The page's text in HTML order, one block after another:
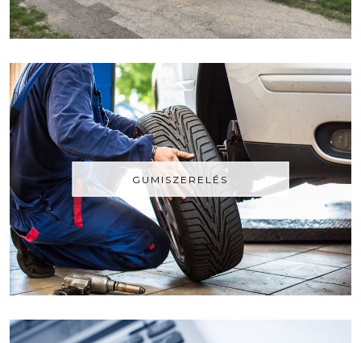
GUMISZERELÉS